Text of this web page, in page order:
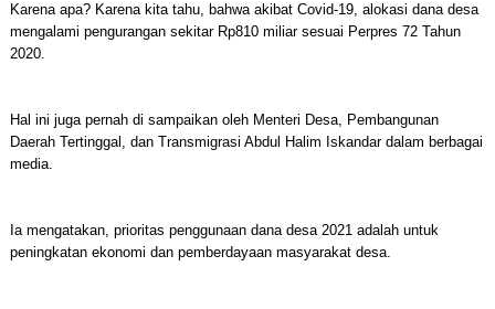
Karena apa? Karena kita tahu, bahwa akibat Covid-19, alokasi dana desa
mengalami pengurangan sekitar Rp810 miliar sesuai Perpres 72 Tahun
2020.
Hal ini juga pernah di sampaikan oleh Menteri Desa, Pembangunan
Daerah Tertinggal, dan Transmigrasi Abdul Halim Iskandar dalam berbagai
media.
Ia mengatakan, prioritas penggunaan dana desa 2021 adalah untuk
peningkatan ekonomi dan pemberdayaan masyarakat desa.